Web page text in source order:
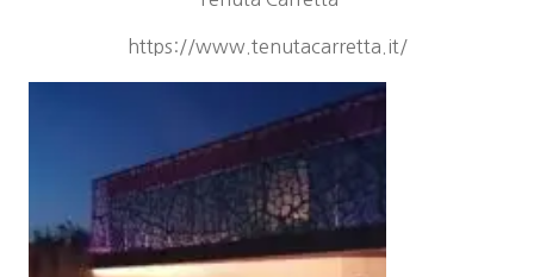
https://www.tenutacarretta.it/